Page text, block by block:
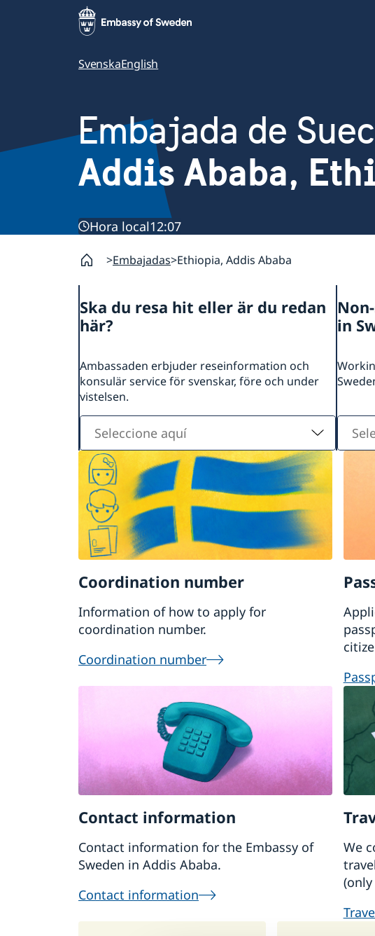
SvenskaEnglish
Embajada de
Addis Ababa,
Hora local12:07
Embajadas Ethiopia, Addis Ababa
Ska du resa hit eller är du redan
här?
Ambassaden erbjuder reseinformation och
konsulär service för svenskar, före och under
vistelsen.
Seleccione
aquí
in
aquí
Coordination number
Information of how to apply for
coordination number.
Coordination number
Contact information
Contact information for the Embassy of
Sweden in Addis Ababa.
Contact information
We
(only